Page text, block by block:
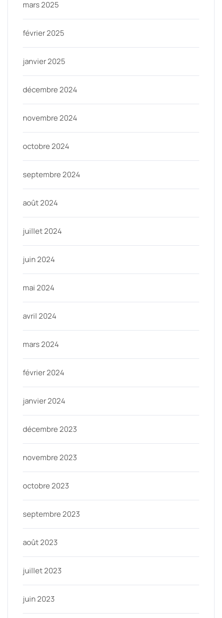
mars 2025
février 2025
janvier 2025
décembre 2024
novembre 2024
octobre 2024
septembre 2024
août 2024
juillet 2024
juin 2024
mai 2024
avril 2024
mars 2024
février 2024
janvier 2024
décembre 2023
novembre 2023
octobre 2023
septembre 2023
août 2023
juillet 2023
juin 2023